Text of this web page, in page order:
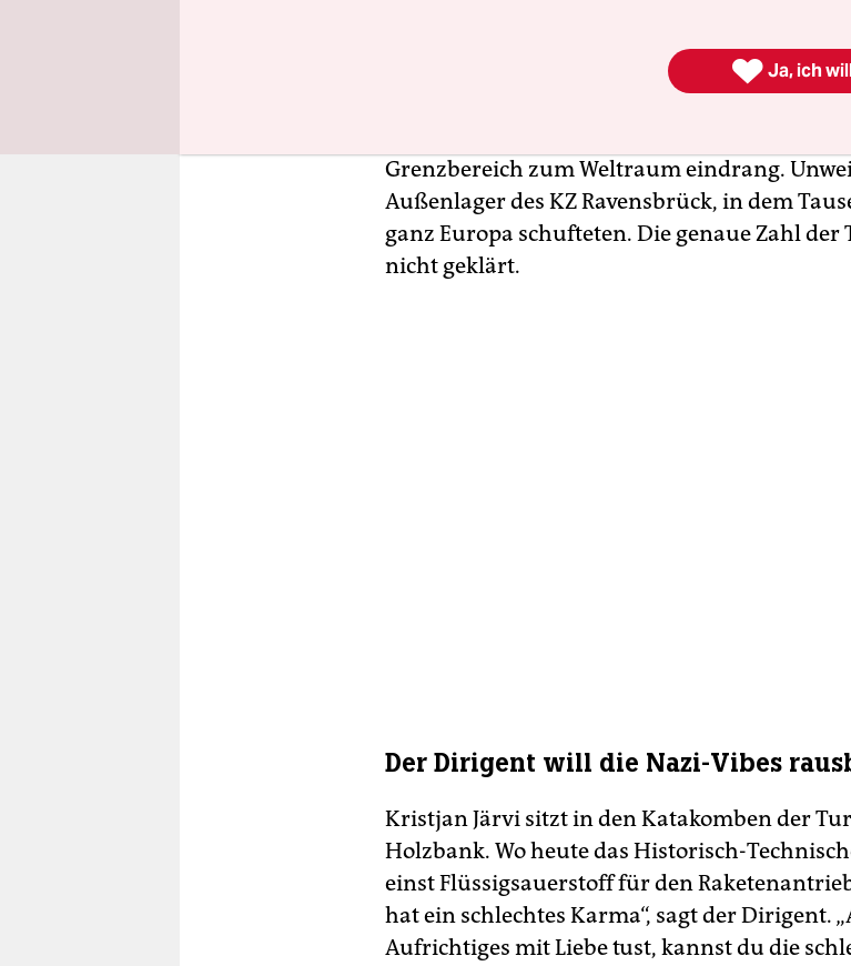
Unter der technischen Leitung von Wernher
Grenzbereich zum Weltraum eindrang.
Außenlager des KZ Ravensbrück, in dem
ganz Europa schufteten. Die genaue Zahl der
nicht geklärt.
Der Dirigent will die Nazi-Vibes
Kristjan Järvi sitzt in den Katakomben der
Holzbank. Wo heute das Historisch-
einst Flüssigsauerstoff für den
hat ein schlechtes Karma“, sagt der Dirigent.
Aufrichtiges mit Liebe tust, kannst du die
 Ja, ich